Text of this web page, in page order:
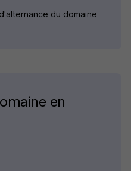
du domaine
en